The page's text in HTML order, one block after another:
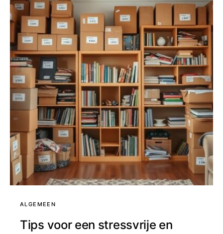
ALGEMEEN
Tips voor een stressvrije en